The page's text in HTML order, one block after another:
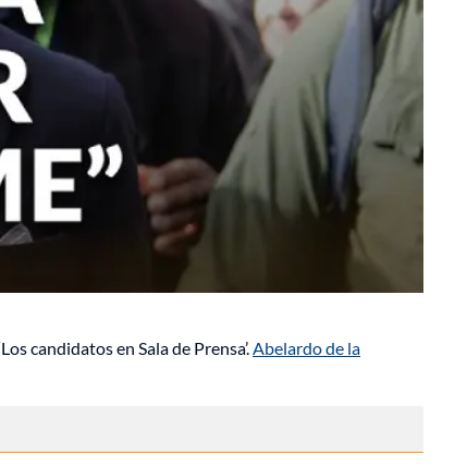
candidatos en Sala de Prensa’. Abelardo de la